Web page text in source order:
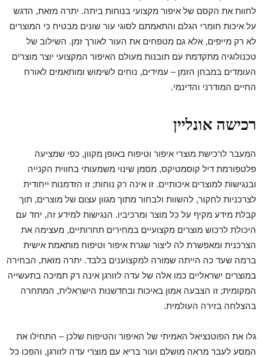
לחוות את הקסם של איפור מקצועי בנוחות ביתה. יתרה מזאת, הדגש
על איכות חומרי הגלם והתאמתם לסוגי עור שונים מבטיח כי המוצרים
לא רק מייפים, אלא גם מטפחים את העור לאורך זמן. השילוב של
טכנולוגיה מתקדמת עם תובנות מעולם האיפור המקצועי יוצר מוצרים
העומדים במבחן הזמן – עמידים, נוחים לשימוש ומותאמים לאורח
החיים המודרני והדינמי.
רכישה אונליין
המעבר לרכישת מוצרי איפור וטיפוח באופן מקוון, כפי שמציעה
פלטפורמת דיל קוסמטיקס, מסמן שינוי משמעותי בחווית הקנייה
ובנגישות למוצרים איכותיים. זו אינה רק נוחות; זו הזדמנות ייחודית
לצרכניות לחקור, להשוות ולבחור מתוך מגוון עצום של מוצרים, תוך
קבלת מידע מקיף על כל מוצר ומרכיביו. הנגישות למידע זה, יחד עם
היכולת לרכוש מוצרים מקצועיים במחירים תחרותיים, מעצימה את
הצרכנית ומאפשרת לה ליצור שגרת איפור וטיפוח מותאמת אישית
ברמה שעד כה הייתה שמורה למקצוענים בלבד. יתרה מזאת, הבחירה
במוצרים ישראליים כמו אלה של עדה לזורגן אינה רק תמיכה בתעשייה
המקומית; זו הצבעה אמון באיכות ובחדשנות הישראלית, המתחרה
בהצלחה בזירה העולמית.
גלו את הפוטנציאל האמיתי של האיפור והטיפוח שלכן – התחילו את
המסע לעבר מראה מושלם ועור בריא עם מוצרי עדה לזורגן, והפכו כל